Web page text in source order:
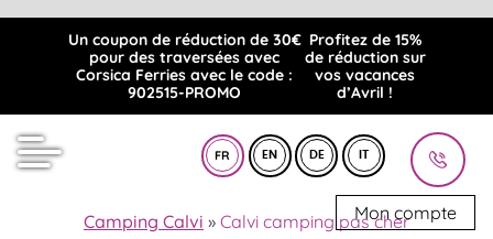
Un coupon de réduction de 30€
pour des traversées avec
Corsica Ferries avec le code :
902515-PROMO
Profitez de 15%
de réduction sur
vos vacances
d’Avril !
FR EN DE
Mon compte
Camping Calvi » Calvi camping pas cher